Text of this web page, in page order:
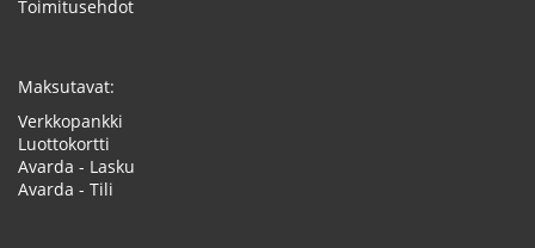
Toimitusehdot
Maksutavat:
Verkkopankki
Luottokortti
Avarda - Lasku
Avarda - Tili